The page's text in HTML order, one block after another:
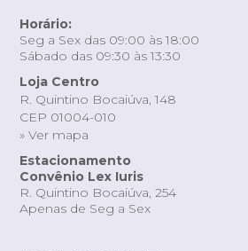
Horário:
Seg a Sex das 09:00 às 18:00
Sábado das 09:30 às 13:30
Loja Centro
R. Quintino Bocaiúva, 148
CEP 01004-010
» Ver mapa
Estacionamento
Convênio Lex Iuris
R. Quintino Bocaiúva, 254
Apenas de Seg a Sex